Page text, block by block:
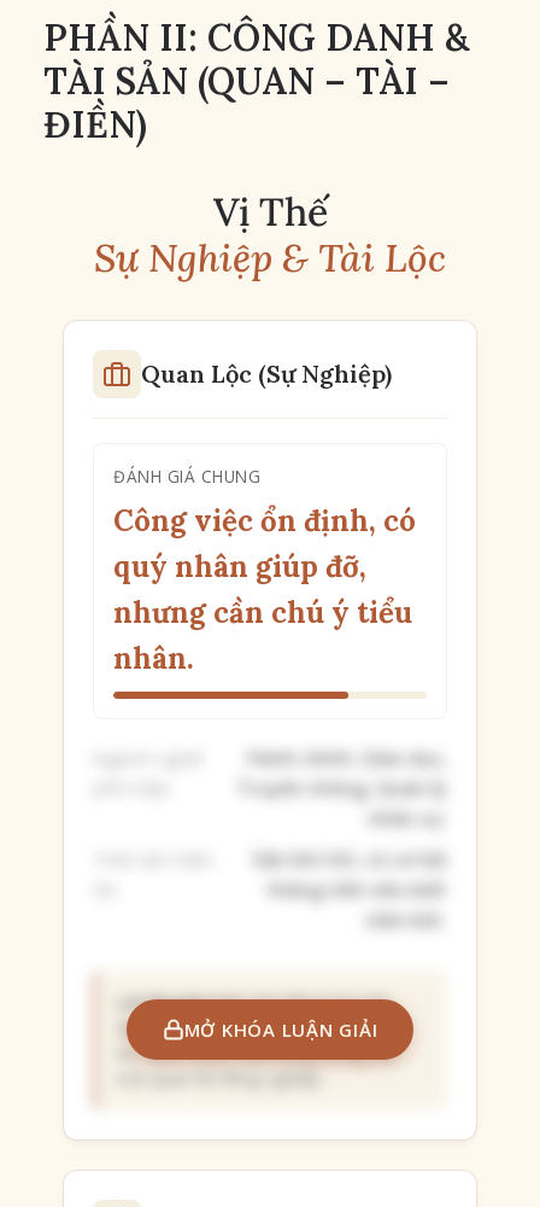
PHẦN II: CÔNG DANH &
TÀI SẢN (QUAN – TÀI –
ĐIỀN)
Vị Thế
Sự Nghiệp & Tài Lộc
Quan Lộc (Sự Nghiệp)
ĐÁNH GIÁ CHUNG
Công việc ổn định, có
quý nhân giúp đỡ,
nhưng cần chú ý tiểu
nhân.
Hành chính, Giáo dục,
Truyền thông, Quản lý
thăng tiến nếu biết
Lời khuyên:Nên chủ động học hỏi,
trau dồi kiến thức để nâng cao năng
lực cạnh tranh. Cẩn trọng trong các
MỞ KHÓA LUẬN GIẢI